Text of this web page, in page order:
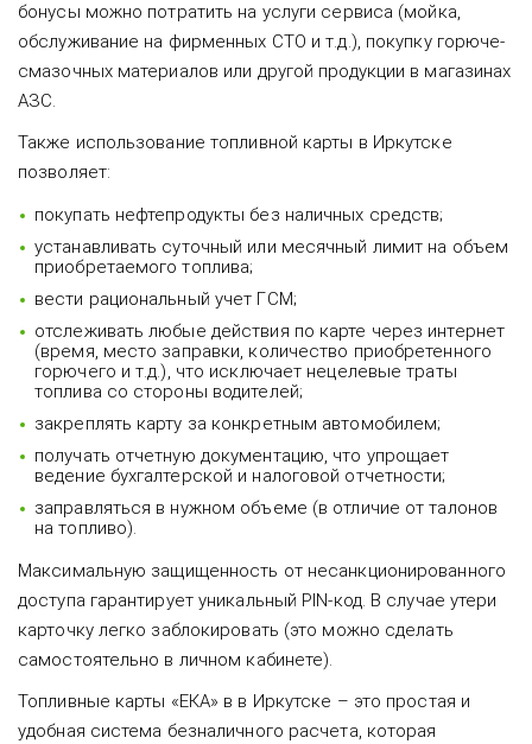
бонусы можно потратить на услуги сервиса (мойка,
обслуживание на фирменных СТО и т.д.), покупку горюче-
смазочных материалов или другой продукции в магазинах
АЗС.
Также использование топливной карты в Иркутске
позволяет:
покупать нефтепродукты без наличных средств;
устанавливать суточный или месячный лимит на объем
приобретаемого топлива;
вести рациональный учет ГСМ;
отслеживать любые действия по карте через интернет
(время, место заправки, количество приобретенного
горючего и т.д.), что исключает нецелевые траты
топлива со стороны водителей;
закреплять карту за конкретным автомобилем;
получать отчетную документацию, что упрощает
ведение бухгалтерской и налоговой отчетности;
заправляться в нужном объеме (в отличие от талонов
на топливо).
Максимальную защищенность от несанкционированного
доступа гарантирует уникальный PIN-код. В случае утери
карточку легко заблокировать (это можно сделать
самостоятельно в личном кабинете).
Топливные карты «ЕКА» в в Иркутске – это простая и
удобная система безналичного расчета, которая